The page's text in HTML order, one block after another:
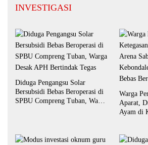
INVESTIGASI
Diduga Pengangsu Solar
Bersubsidi Bebas Beroperasi di
SPBU Compreng Tuban, Warga
Warga
Aparat,
Ayam di